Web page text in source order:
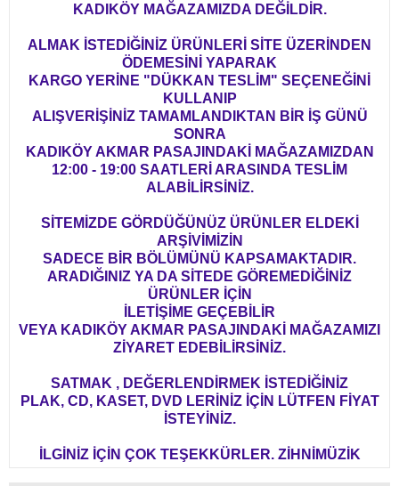
KADIKÖY MAĞAZAMIZDA DEĞİLDİR.
ALMAK İSTEDİĞİNİZ ÜRÜNLERİ SİTE ÜZERİNDEN
ÖDEMESİNİ YAPARAK
KARGO YERİNE "DÜKKAN TESLİM" SEÇENEĞİNİ
KULLANIP
ALIŞVERİŞİNİZ TAMAMLANDIKTAN BİR İŞ GÜNÜ
SONRA
KADIKÖY AKMAR PASAJINDAKİ MAĞAZAMIZDAN
12:00 - 19:00 SAATLERİ ARASINDA TESLİM
ALABİLİRSİNİZ.
SİTEMİZDE GÖRDÜĞÜNÜZ ÜRÜNLER ELDEKİ
ARŞİVİMİZİN
SADECE BİR BÖLÜMÜNÜ KAPSAMAKTADIR.
ARADIĞINIZ YA DA SİTEDE GÖREMEDİĞİNİZ
ÜRÜNLER İÇİN
İLETİŞİME GEÇEBİLİR
VEYA KADIKÖY AKMAR PASAJINDAKİ MAĞAZAMIZI
ZİYARET EDEBİLİRSİNİZ.
SATMAK , DEĞERLENDİRMEK İSTEDİĞİNİZ
PLAK, CD, KASET, DVD LERİNİZ İÇİN LÜTFEN FİYAT
İSTEYİNİZ.
İLGİNİZ İÇİN ÇOK TEŞEKKÜRLER. ZİHNİMÜZİK